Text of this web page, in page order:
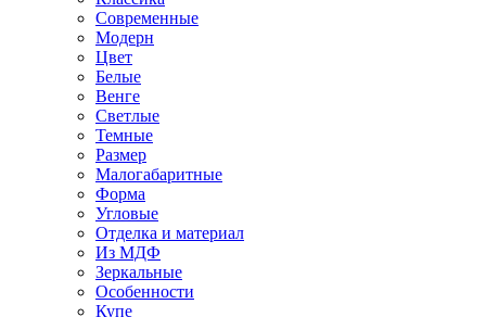
Современные
Модерн
Цвет
Белые
Венге
Светлые
Темные
Размер
Малогабаритные
Форма
Угловые
Отделка и материал
Из МДФ
Зеркальные
Особенности
Купе